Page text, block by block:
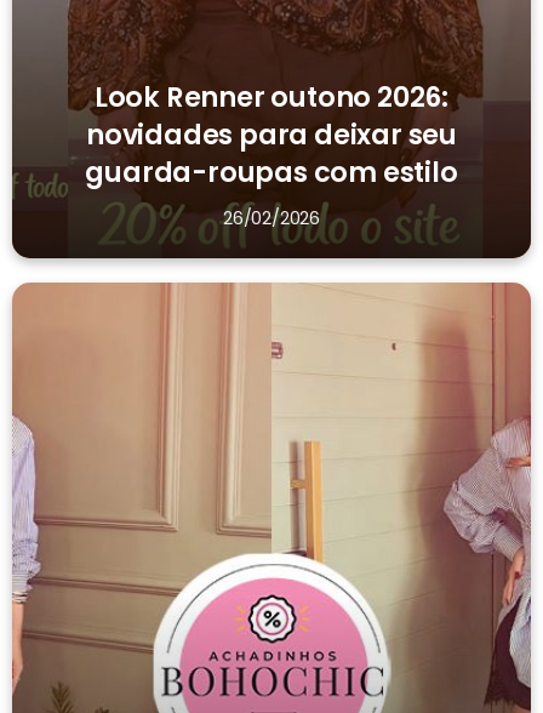
Look Renner outono 2026:
novidades para deixar seu
guarda-roupas com estilo
26/02/2026